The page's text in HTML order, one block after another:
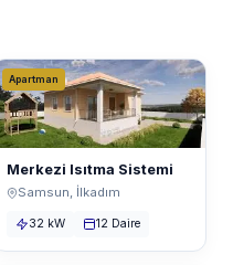
Apartman
Merkezi Isıtma Sistemi
Samsun, İlkadım
32 kW 12 Daire